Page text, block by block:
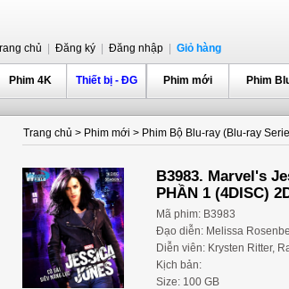
chủ Đăng ký Đăng nhập Giỏ hàng
Phim 4K Thiết bị - ĐG Phim mới Phim
Trang chủ > Phim mới > Phim Bộ Blu-ray (Blu-ray
B3983. Marvel's
PHẦN 1 (4DISC)
Mã phim: B3983
Đạo diễn: Melissa
Diễn viên: Krysten Ritter,
Kịch bản:
Size: 100 GB